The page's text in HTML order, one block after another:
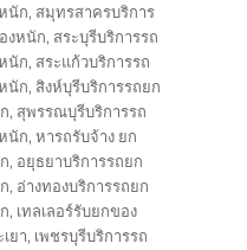
นัก, สมุทรสาครบริการ
งหนัก, สระบุรีบริการรถ
นัก, สระแก้วบริการรถ
นัก, สิงห์บุรีบริการรถยก
, สุพรรณบุรีบริการรถ
นัก,หารถรับจ้าง ยก
, อยุธยาบริการรถยก
, อ่างทองบริการรถยก
, เทลเลอร์รับยกของ
ยา, เพชรบุรีบริการรถ